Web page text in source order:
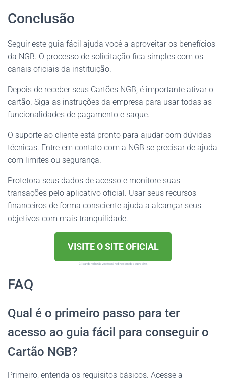
Conclusão
Seguir este guia fácil ajuda você a aproveitar os benefícios
da NGB. O processo de solicitação fica simples com os
canais oficiais da instituição.
Depois de receber seus Cartões NGB, é importante ativar o
cartão. Siga as instruções da empresa para usar todas as
funcionalidades de pagamento e saque.
O suporte ao cliente está pronto para ajudar com dúvidas
técnicas. Entre em contato com a NGB se precisar de ajuda
com limites ou segurança.
Protetora seus dados de acesso e monitore suas
transações pelo aplicativo oficial. Usar seus recursos
financeiros de forma consciente ajuda a alcançar seus
objetivos com mais tranquilidade.
VISITE O SITE OFICIAL
Clicando no botão você será redirecionado a outro site.
FAQ
Qual é o primeiro passo para ter
acesso ao guia fácil para conseguir o
Cartão NGB?
Primeiro, entenda os requisitos básicos. Acesse a